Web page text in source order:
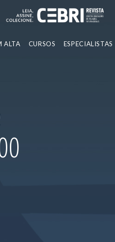
ALTA CURSOS ESPECIALISTAS